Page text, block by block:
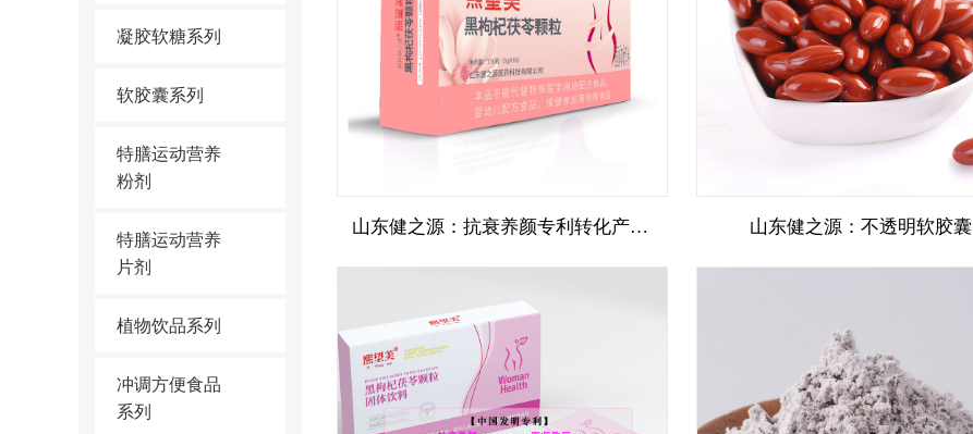
凝胶软糖系列
软胶囊系列
特膳运动营养
粉剂
特膳运动营养
片剂
植物饮品系列
冲调方便食品
系列
山东健之源：抗衰养颜专利转化产品固体饮料代加工 山东健之源：不透明软胶囊